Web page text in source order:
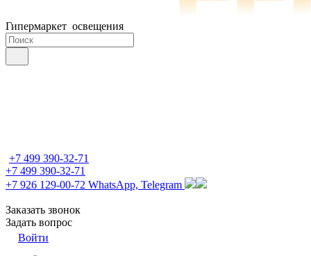
Гипермаркет освещения
+7 499 390-32-71
+7 499 390-32-71
+7 926 129-00-72 WhatsApp, Telegram
Заказать звонок
Задать вопрос
Войти